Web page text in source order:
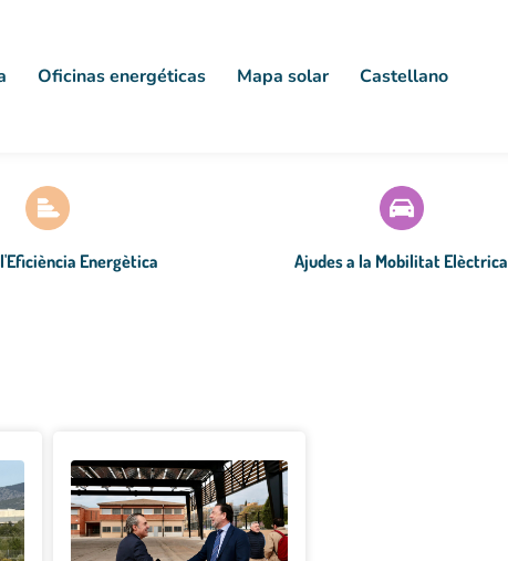
Oficinas energéticas Mapa solar Castellano
Energètica Ajudes a la Mobilitat Elèctrica